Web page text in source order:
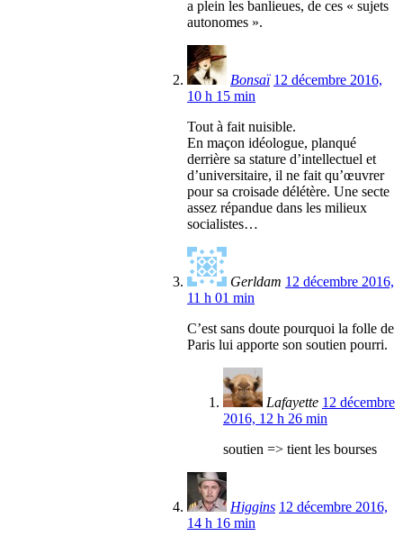
a plein les banlieues, de ces « sujets
autonomes ».
Bonsaï 12 décembre 2016,
10 h 15 min
Tout à fait nuisible.
En maçon idéologue, planqué
derrière sa stature d’intellectuel et
d’universitaire, il ne fait qu’œuvrer
pour sa croisade délétère. Une secte
assez répandue dans les milieux
socialistes…
Gerldam 12 décembre 2016,
11 h 01 min
C’est sans doute pourquoi la folle de
Paris lui apporte son soutien pourri.
Lafayette 12 décembre
2016, 12 h 26 min
soutien => tient les bourses
Higgins 12 décembre 2016,
14 h 16 min